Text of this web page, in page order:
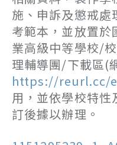
施、申訴及懲戒處
考範本，並放置於
業高級中等學校/
理輔導團/下載區(
https://reurl.cc/
用，並依學校特
訂後據以辦理。